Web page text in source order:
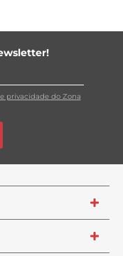
privacidade do Zona
+
+